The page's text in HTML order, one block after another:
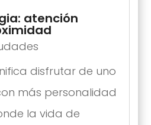
atención
disfrutar de uno
más personalidad
la vida de